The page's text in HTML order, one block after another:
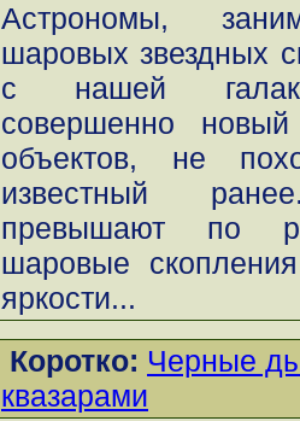
Астрономы,
шаровых звездных
с нашей
совершенно новый
объектов, не
известный
превышают по
шаровые
яркости...
Коротко: Черные
квазарами